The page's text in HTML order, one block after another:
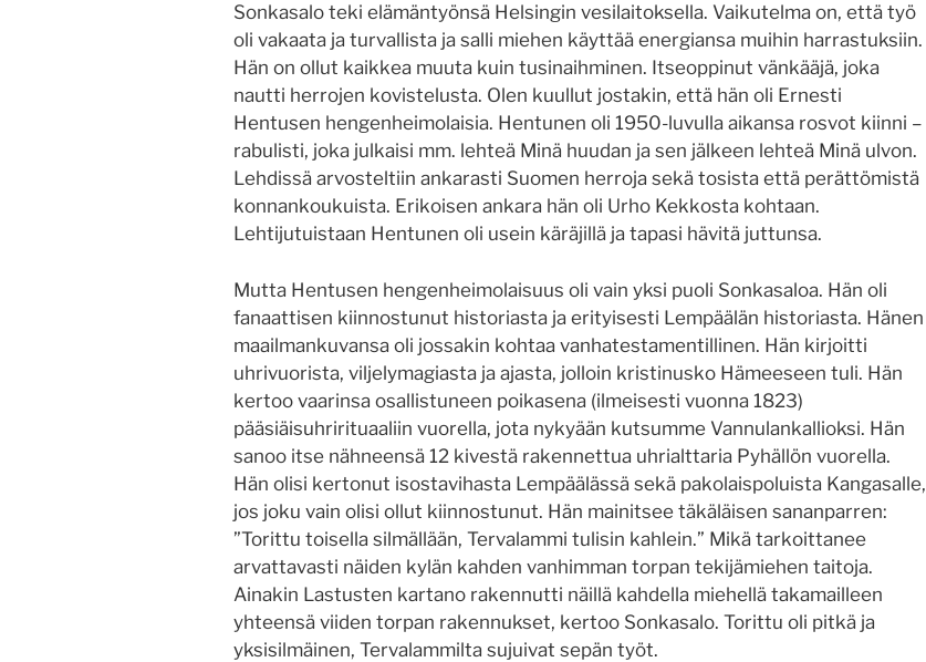
Sonkasalo teki elämäntyönsä Helsingin vesilaitoksella. Vaikutelma on, että työ
oli vakaata ja turvallista ja salli miehen käyttää energiansa muihin harrastuksiin.
Hän on ollut kaikkea muuta kuin tusinaihminen. Itseoppinut vänkääjä, joka
nautti herrojen kovistelusta. Olen kuullut jostakin, että hän oli Ernesti
Hentusen hengenheimolaisia. Hentunen oli 1950-luvulla aikansa rosvot kiinni –
rabulisti, joka julkaisi mm. lehteä Minä huudan ja sen jälkeen lehteä Minä ulvon.
Lehdissä arvosteltiin ankarasti Suomen herroja sekä tosista että perättömistä
konnankoukuista. Erikoisen ankara hän oli Urho Kekkosta kohtaan.
Lehtijutuistaan Hentunen oli usein käräjillä ja tapasi hävitä juttunsa.
Mutta Hentusen hengenheimolaisuus oli vain yksi puoli Sonkasaloa. Hän oli
fanaattisen kiinnostunut historiasta ja erityisesti Lempäälän historiasta. Hänen
maailmankuvansa oli jossakin kohtaa vanhatestamentillinen. Hän kirjoitti
uhrivuorista, viljelymagiasta ja ajasta, jolloin kristinusko Hämeeseen tuli. Hän
kertoo vaarinsa osallistuneen poikasena (ilmeisesti vuonna 1823)
pääsiäisuhrirituaaliin vuorella, jota nykyään kutsumme Vannulankallioksi. Hän
sanoo itse nähneensä 12 kivestä rakennettua uhrialttaria Pyhällön vuorella.
Hän olisi kertonut isostavihasta Lempäälässä sekä pakolaispoluista Kangasalle,
jos joku vain olisi ollut kiinnostunut. Hän mainitsee täkäläisen sananparren:
”Torittu toisella silmällään, Tervalammi tulisin kahlein.” Mikä tarkoittanee
arvattavasti näiden kylän kahden vanhimman torpan tekijämiehen taitoja.
Ainakin Lastusten kartano rakennutti näillä kahdella miehellä takamailleen
yhteensä viiden torpan rakennukset, kertoo Sonkasalo. Torittu oli pitkä ja
yksisilmäinen, Tervalammilta sujuivat sepän työt.